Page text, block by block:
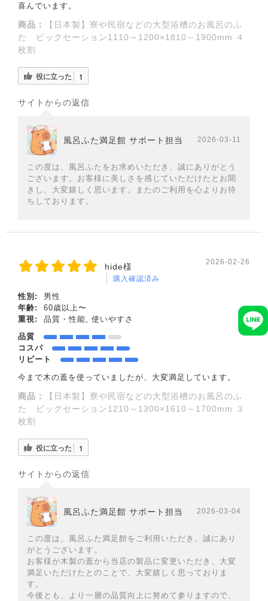
喜んでいます。
商品：
【日本製】寮や民宿などの大型浴槽のお風呂のふ
た ビックセーション1110～1200×1810～1900mm ４
枚割
役に立った 1
サイトからの返信
風呂ふた満足館 サポート担当 2026-03-11
この度は、風呂ふたをお求めいただき、誠にありがとう
ございます。お客様に美しさを感じていただけたとお聞
きし、大変嬉しく思います。またのご利用を心よりお待
ちしております。
hide様
購入確認済み
2026-02-26
性別:
男性
年齢:
60歳以上〜
重視:
品質・性能, 使いやすさ
品質
コスパ
リピート
今まで木の蓋を使っていましたが、大変満足しています。
商品：
【日本製】寮や民宿などの大型浴槽のお風呂のふ
た ビックセーション1210～1300×1610～1700mm ３
枚割
役に立った 1
サイトからの返信
風呂ふた満足館 サポート担当 2026-03-04
この度は、風呂ふた満足館をご利用いただき、誠にあり
がとうございます。
お客様が木製の蓋から当店の製品に変更いただき、大変
満足いただけたとのことで、大変嬉しく思っておりま
す。
今後とも、より一層の品質向上に努めて参りますので、